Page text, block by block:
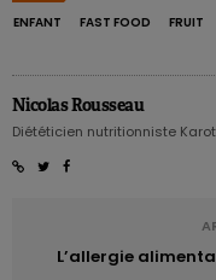
ENFANT
FAST FOOD FRUIT
Nicolas Rousseau
Diététicien nutritionniste
L’allergie